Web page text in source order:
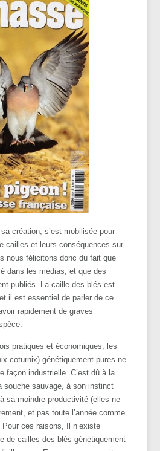
création, s’est mobilisée pour
cailles et leurs conséquences sur
nous félicitons donc du fait que
dans les médias, et que des
publiés. La caille des blés est
il est essentiel de parler de ce
rapidement de graves
pratiques et économiques, les
coturnix) génétiquement pures ne
façon industrielle. C’est dû à la
souche sauvage, à son instinct
sa moindre productivité (elles ne
et pas toute l’année comme
ces raisons, Il n’existe
de cailles des blés génétiquement